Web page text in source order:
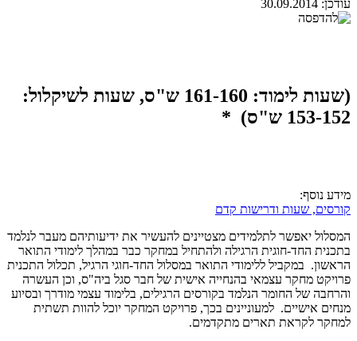
עודכן: 30.09.2014
(שעות לימוד: 161-160 ש"ס, שעות לשיקלול:
153-152 ש"ס) *
מידע נוסף:
קורסים, שעות ודרישות קדם
המסלול יאפשר לתלמידים מצטיינים להעשיר את ידיעותיהם מעבר לנלמד
בתכנית החד-חוגית הרגילה ולהתחיל במחקר כבר במהלך לימודי התואר
הראשון. במקביל ללימודי התואר במסלול החד-חוגי הרגיל, תכלול התכנית
פרויקט מחקר עצמאי בהנחייה אישית של חבר סגל ביה"ס, וכן העשרה
והרחבה של החומר הנלמד בקורסים הרגילים, בלימוד עצמי מודרך ובסיוע
מנחים אישיים. למעוניינים בכך, פרויקט המחקר יוכל להוות תשתית
למחקר לקראת תארים מתקדמים.